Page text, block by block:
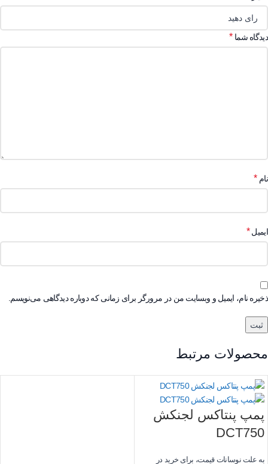
دیدگاه شما*
نام*
ایمیل*
ذخیره نام، ایمیل و وبسایت من در مرورگر برای زمانی که دوباره دیدگاهی می‌نویسم.
محصولات مرتبط
پمپ پنتاکس لجنکش
DCT750
به علت نوسانات قیمت، برای خرید در